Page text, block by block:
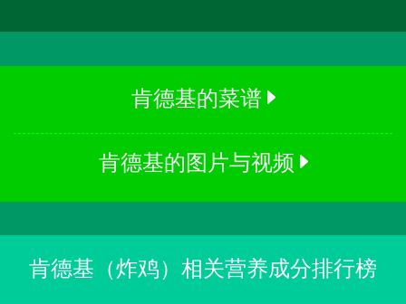
肯德基的菜谱
肯德基的图片与视频
肯德基（炸鸡）相关营养成分排行榜